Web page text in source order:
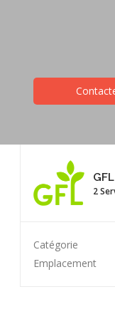
2
Catégorie
Emplacement